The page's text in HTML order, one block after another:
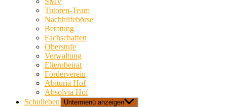
Tutoren-Team
Nachhilfebörse
Beratung
Fachschaften
Oberstufe
Verwaltung
Elternbeirat
Förderverein
Abituria Hof
Absolvia Hof
Schulleben
Untermenü anzeigen